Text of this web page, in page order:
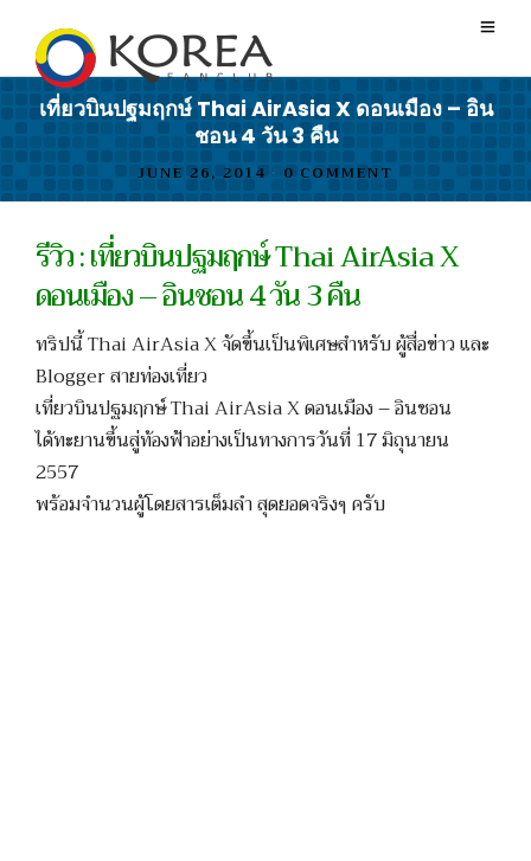
เที่ยวบินปฐมฤกษ์ Thai AirAsia X ดอนเมือง – อิน
ชอน 4 วัน 3 คืน
JUNE 26, 2014 • 0 COMMENT
รีวิว : เที่ยวบินปฐมฤกษ์ Thai AirAsia X
ดอนเมือง – อินชอน 4 วัน 3 คืน
ทริปนี้ Thai AirAsia X จัดขึ้นเป็นพิเศษสำหรับ ผู้สื่อข่าว และ
Blogger สายท่องเที่ยว
เที่ยวบินปฐมฤกษ์ Thai AirAsia X ดอนเมือง – อินชอน
ได้ทะยานขึ้นสู่ท้องฟ้าอย่างเป็นทางการวันที่ 17 มิถุนายน
2557
พร้อมจำนวนผู้โดยสารเต็มลำ สุดยอดจริงๆ ครับ